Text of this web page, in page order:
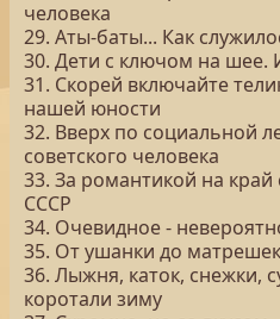
человека
29. Аты-баты... Как
30. Дети с ключом на
31. Скорей включайте
нашей юности
32. Вверх по социальной
советского человека
33. За романтикой на
СССР
34. Очевидное -
35. От ушанки до
36. Лыжня, каток, снежки,
коротали зиму